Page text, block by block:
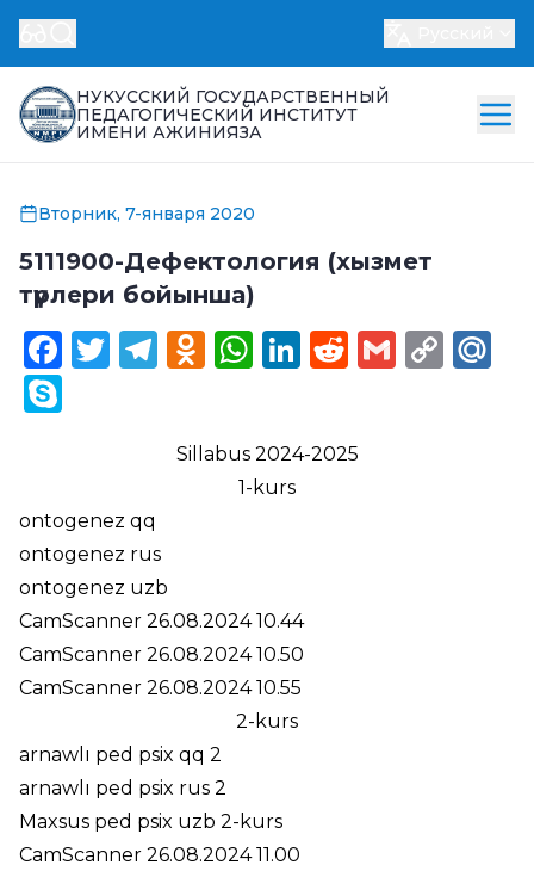
НУКУССКИЙ ГОСУДАРСТВЕННЫЙ
ПЕДАГОГИЧЕСКИЙ ИНСТИТУТ
ИМЕНИ АЖИНИЯЗА
Вторник, 7-января 2020
5111900-Дефектология (хызмет
түрлери бойынша)
Facebook
Twitter
Telegram
Odnoklassniki
WhatsApp
LinkedIn
Reddit
Gmail
Sillabus 2024-2025
1-kurs
ontogenez qq
ontogenez rus
ontogenez uzb
CamScanner 26.08.2024 10.44
CamScanner 26.08.2024 10.50
CamScanner 26.08.2024 10.55
2-kurs
arnawlı ped psix qq 2
arnawlı ped psix rus 2
Maxsus ped psix uzb 2-kurs
CamScanner 26.08.2024 11.00